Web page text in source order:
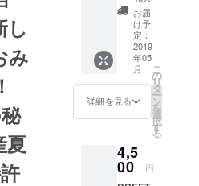
し
み
夏
LAT 1
個(内容
量50ｇ
(10粒前
後))
②DRE
ETS（
苺・巨
峰・
桃）1個
13ｇ)
③DRE
ETS（
お届
け予
定：
2019
年05
月
詳細を見る
こ
の
リ
タ
ー
ン
を
選
択
す
る
4,5
00 円